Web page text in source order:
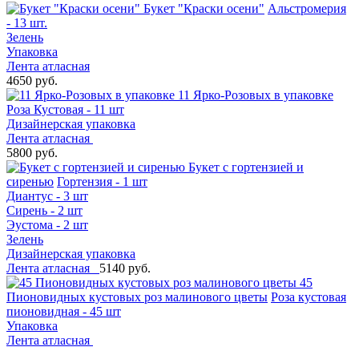
Букет "Краски осени" Альстромерия
- 13 шт.
Зелень
Упаковка
Лента атласная
4650 руб.
11 Ярко-Розовых в упаковке
Роза Кустовая - 11 шт
Дизайнерская упаковка
Лента атласная
5800 руб.
Букет с гортензией и
сиренью Гортензия - 1 шт
Диантус - 3 шт
Сирень - 2 шт
Эустома - 2 шт
Зелень
Дизайнерская упаковка
Лента атласная 5140 руб.
45
Пионовидных кустовых роз малинового цветы Роза кустовая
пионовидная - 45 шт
Упаковка
Лента атласная